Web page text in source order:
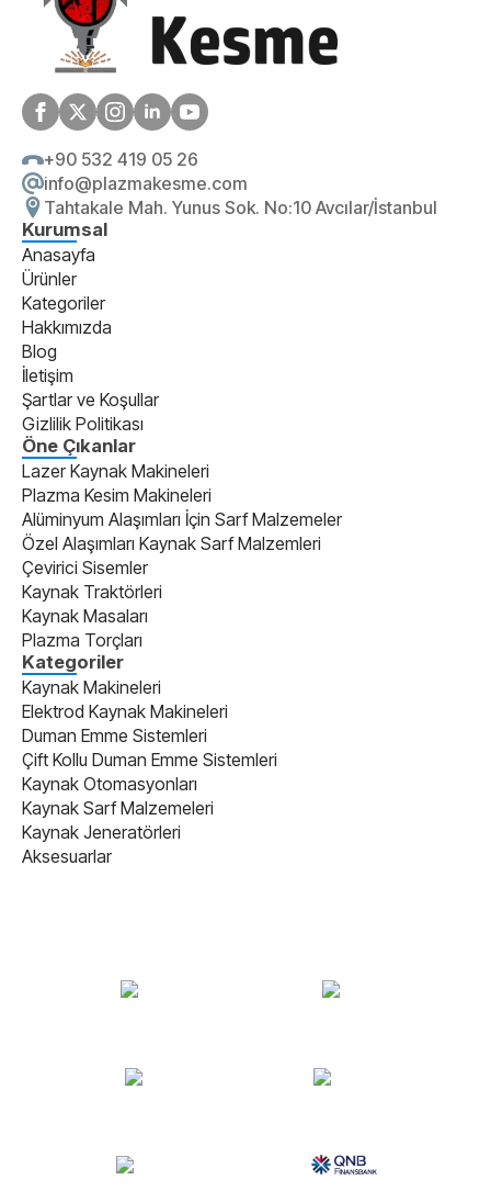
+90 532 419 05 26
info@plazmakesme.com
Tahtakale Mah. Yunus Sok. No:10 Avcılar/İstanbul
Kurumsal
Anasayfa
Ürünler
Kategoriler
Hakkımızda
Blog
İletişim
Şartlar ve Koşullar
Gizlilik Politikası
Öne Çıkanlar
Lazer Kaynak Makineleri
Plazma Kesim Makineleri
Alüminyum Alaşımları İçin Sarf Malzemeler
Özel Alaşımları Kaynak Sarf Malzemleri
Çevirici Sisemler
Kaynak Traktörleri
Kaynak Masaları
Plazma Torçları
Kategoriler
Kaynak Makineleri
Elektrod Kaynak Makineleri
Duman Emme Sistemleri
Çift Kollu Duman Emme Sistemleri
Kaynak Otomasyonları
Kaynak Sarf Malzemeleri
Kaynak Jeneratörleri
Aksesuarlar